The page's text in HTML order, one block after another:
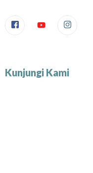
Kunjungi Kami